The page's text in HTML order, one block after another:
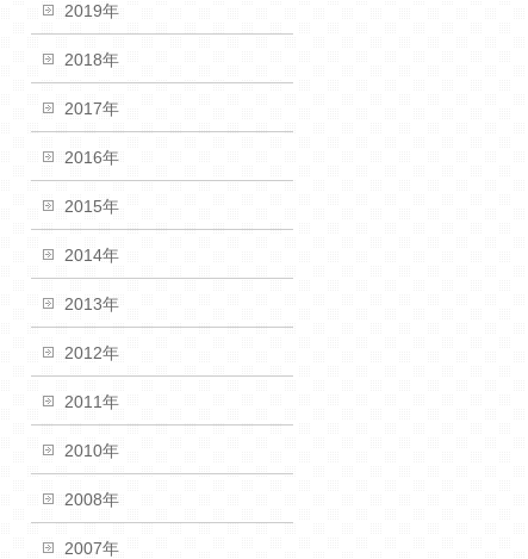
2019年
2018年
2017年
2016年
2015年
2014年
2013年
2012年
2011年
2010年
2008年
2007年